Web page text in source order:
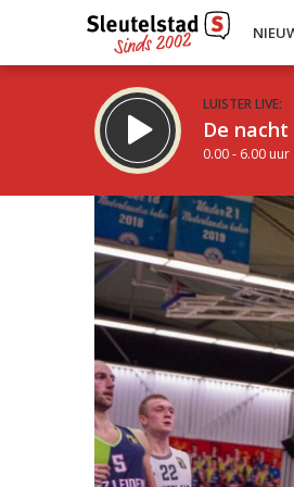
LUISTER LIVE:
De
0.00 - 6.00 uur
Inklappen